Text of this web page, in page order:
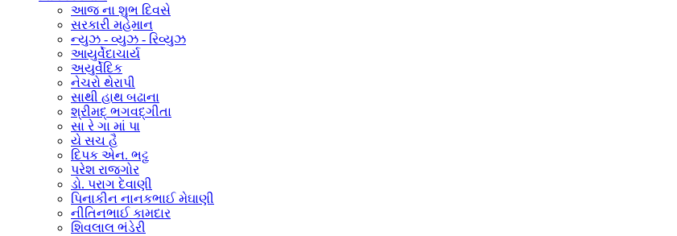
આજ ના શુભ દિવસે
સરકારી મહેમાન
ન્યુઝ - વ્યુઝ - રિવ્યુઝ
આયુર્વેદાચાર્ય
અયુર્વેદિક
નેચરો થેરાપી
સાથી હાથ બઢાના
શ્રીમદ્ ભગવદ્‌ગીતા
સા રે ગા માં પા
યે સચ હૈ
દિપક એન. ભટ્ટ
પરેશ રાજગોર
ડો. પરાગ દેવાણી
પિનાકીન નાનકભાઈ મેઘાણી
નીતિનભાઈ કામદાર
શિવલાલ ભંડેરી